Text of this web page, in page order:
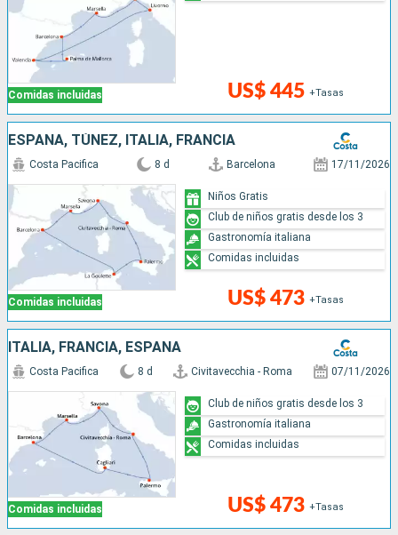
Comidas incluidas US$ 445 +Tasas
ESPAÑA, TÚNEZ, ITALIA, FRANCIA
Comidas incluidas
Costa Pacifica 8 d Barcelona 17/11/2026
US$ 473 +Tasas
Niños Gratis
Club de niños gratis desde los 3
Gastronomía italiana
Comidas incluidas
ITALIA, FRANCIA, ESPAÑA
Comidas incluidas
Costa Pacifica 8 d Civitavecchia - Roma 07/11/2026
US$ 473 +Tasas
Club de niños gratis desde los 3
Gastronomía italiana
Comidas incluidas